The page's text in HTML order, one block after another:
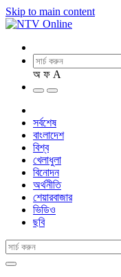
Skip to main content
অ ফ A
সর্বশেষ
বাংলাদেশ
বিশ্ব
খেলাধুলা
বিনোদন
অর্থনীতি
শেয়ারবাজার
ভিডিও
ছবি